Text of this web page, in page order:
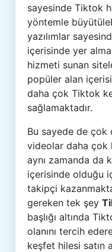
sayesinde Tiktok
yöntemle
yazılımlar
içerisinde yer
hizmeti sunan
popüler alan
daha çok Tiktok
sağlamaktadır.
Bu sayede de çok
videolar daha çok
aynı zamanda da
içerisinde olduğu
takipçi
gereken tek şey
başlığı altında
olanını tercih
keşfet hilesi satın